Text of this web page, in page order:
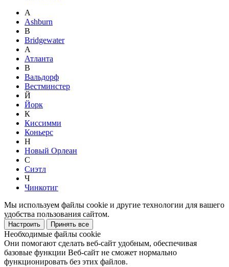
A
Ashburn
B
Bridgewater
А
Атланта
В
Вальдорф
Вестминстер
Й
Йорк
К
Киссимми
Коньерс
Н
Новый Орлеан
С
Сиэтл
Ч
Чинкотиг
Мы используем файлы cookie и другие технологии для вашего
удобства пользования сайтом.
Настроить Принять все
Необходимые файлы cookie
Они помогают сделать веб-сайт удобным, обеспечивая
базовые функции Веб-сайт не сможет нормально
функционировать без этих файлов.